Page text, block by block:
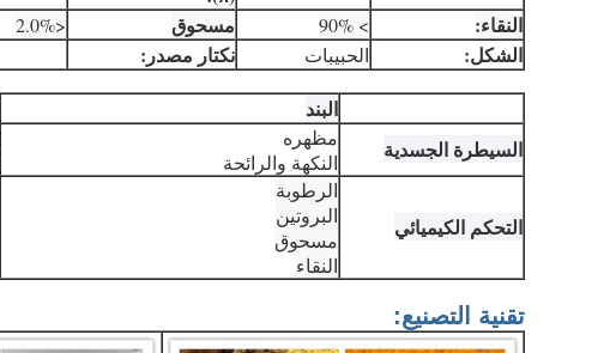
النقاء: > 90% مسحوق <2.0%
الشكل: الحبيبات نكتار مصدر:
البند
السيطرة الجسدية
مظهره
النكهة والرائحة
التحكم الكيميائي
الرطوبة
البروتين
مسحوق
النقاء
تقنية التصنيع: